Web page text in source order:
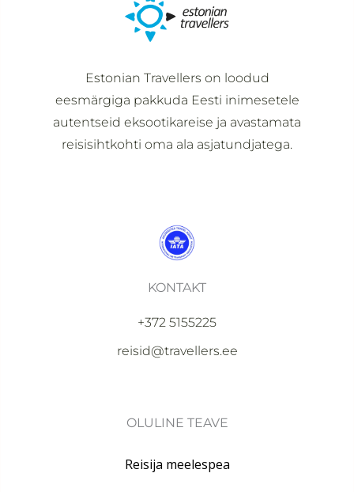
Estonian Travellers on loodud
eesmärgiga pakkuda Eesti inimesetele
autentseid eksootikareise ja avastamata
reisisihtkohti oma ala asjatundjatega.
KONTAKT
+372 5155225
reisid@travellers.ee
OLULINE TEAVE
Reisija meelespea